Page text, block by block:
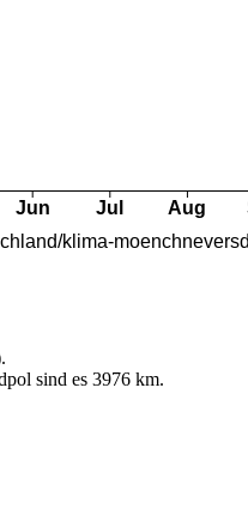
sind es 3976 km.